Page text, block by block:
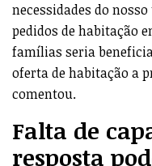
necessidades do
pedidos de habitação
famílias seria
oferta de habitação a
comentou.
Falta de
resposta